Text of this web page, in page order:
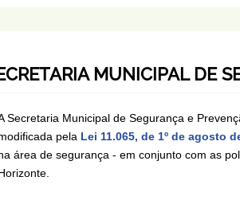
MUNICIPAL DE
Secretaria Municipal de Segurança e
pela Lei 11.065, de 1º de agosto
área de segurança - em conjunto com as